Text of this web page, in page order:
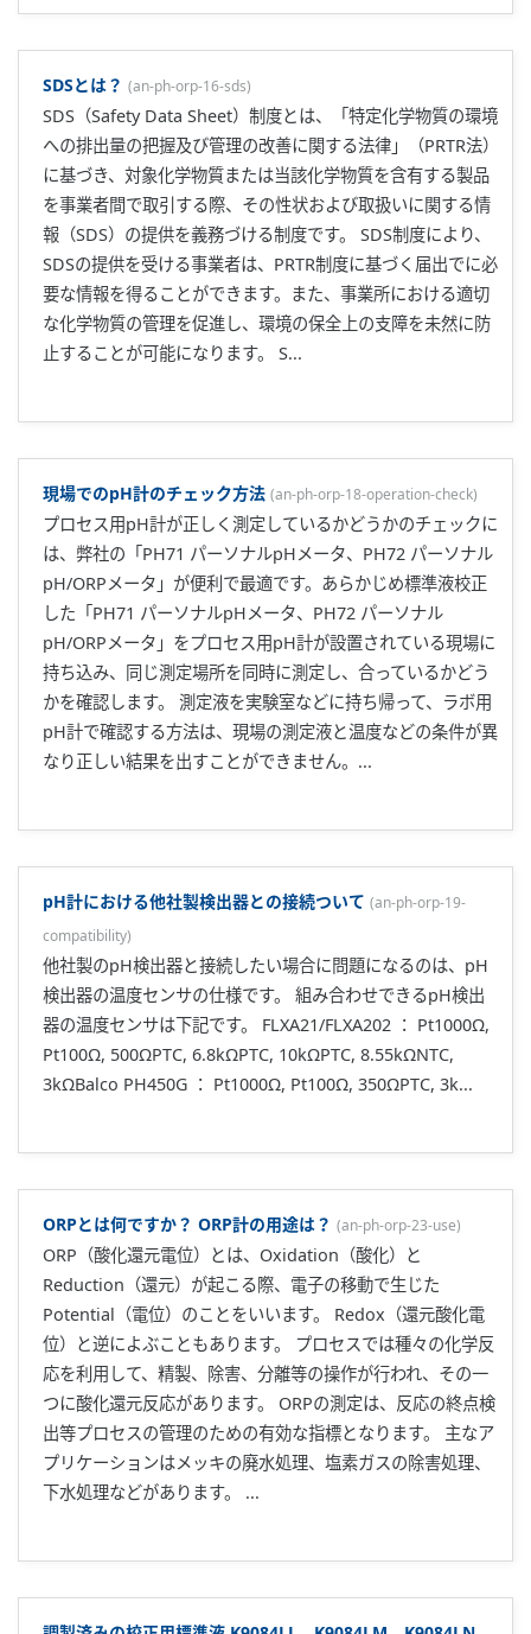
SDSとは？ (an-ph-orp-16-sds)
SDS（Safety Data Sheet）制度とは、「特定化学物質の環境
への排出量の把握及び管理の改善に関する法律」（PRTR法）
に基づき、対象化学物質または当該化学物質を含有する製品
を事業者間で取引する際、その性状および取扱いに関する情
報（SDS）の提供を義務づける制度です。 SDS制度により、
SDSの提供を受ける事業者は、PRTR制度に基づく届出でに必
要な情報を得ることができます。また、事業所における適切
な化学物質の管理を促進し、環境の保全上の支障を未然に防
止することが可能になります。 S...
現場でのpH計のチェック方法 (an-ph-orp-18-operation-check)
プロセス用pH計が正しく測定しているかどうかのチェックに
は、弊社の「PH71 パーソナルpHメータ、PH72 パーソナル
pH/ORPメータ」が便利で最適です。あらかじめ標準液校正
した「PH71 パーソナルpHメータ、PH72 パーソナル
pH/ORPメータ」をプロセス用pH計が設置されている現場に
持ち込み、同じ測定場所を同時に測定し、合っているかどう
かを確認します。 測定液を実験室などに持ち帰って、ラボ用
pH計で確認する方法は、現場の測定液と温度などの条件が異
なり正しい結果を出すことができません。...
pH計における他社製検出器との接続ついて (an-ph-orp-19-
compatibility)
他社製のpH検出器と接続したい場合に問題になるのは、pH
検出器の温度センサの仕様です。 組み合わせできるpH検出
器の温度センサは下記です。 FLXA21/FLXA202 ： Pt1000Ω,
Pt100Ω, 500ΩPTC, 6.8kΩPTC, 10kΩPTC, 8.55kΩNTC,
3kΩBalco PH450G ： Pt1000Ω, Pt100Ω, 350ΩPTC, 3k...
ORPとは何ですか？ ORP計の用途は？ (an-ph-orp-23-use)
ORP（酸化還元電位）とは、Oxidation（酸化）と
Reduction（還元）が起こる際、電子の移動で生じた
Potential（電位）のことをいいます。 Redox（還元酸化電
位）と逆によぶこともあります。 プロセスでは種々の化学反
応を利用して、精製、除害、分離等の操作が行われ、その一
つに酸化還元反応があります。 ORPの測定は、反応の終点検
出等プロセスの管理のための有効な指標となります。 主なア
プリケーションはメッキの廃水処理、塩素ガスの除害処理、
下水処理などがあります。 ...